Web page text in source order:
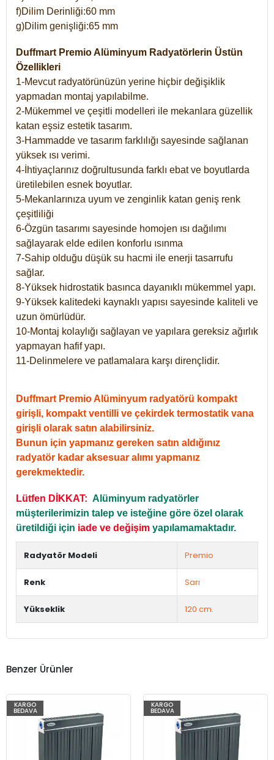
f)Dilim Derinliği:60 mm
g)Dilim genişliği:65 mm
Duffmart Premio Alüminyum Radyatörlerin Üstün
Özellikleri
1-Mevcut radyatörünüzün yerine hiçbir değişiklik
yapmadan montaj yapılabilme.
2-Mükemmel ve çeşitli modelleri ile mekanlara güzellik
katan eşsiz estetik tasarım.
3-Hammadde ve tasarım farklılığı sayesinde sağlanan
yüksek ısı verimi.
4-İhtiyaçlarınız doğrultusunda farklı ebat ve boyutlarda
üretilebilen esnek boyutlar.
5-Mekanlarınıza uyum ve zenginlik katan geniş renk
çeşitliliği
6-Özgün tasarımı sayesinde homojen ısı dağılımı
sağlayarak elde edilen konforlu ısınma
7-Sahip olduğu düşük su hacmi ile enerji tasarrufu
sağlar.
8-Yüksek hidrostatik basınca dayanıklı mükemmel yapı.
9-Yüksek kalitedeki kaynaklı yapısı sayesinde kaliteli ve
uzun ömürlüdür.
10-Montaj kolaylığı sağlayan ve yapılara gereksiz ağırlık
yapmayan hafif yapı.
11-Delinmelere ve patlamalara karşı dirençlidir.
Duffmart Premio Alüminyum radyatörü kompakt
girişli, kompakt ventilli ve çekirdek termostatik vana
girişli olarak satın alabilirsiniz.
Bunun için yapmanız gereken satın aldığınız
radyatör kadar aksesuar alımı yapmanız
gerekmektedir.
Lütfen DİKKAT: Alüminyum radyatörler
müşterilerimizin talep ve isteğine göre özel olarak
üretildiği için iade ve değişim yapılamamaktadır.
Radyatör Modeli Premio
Renk Sarı
Yükseklik 120 cm.
Benzer Ürünler
KARGO
BEDAVA
KARGO
BEDAVA